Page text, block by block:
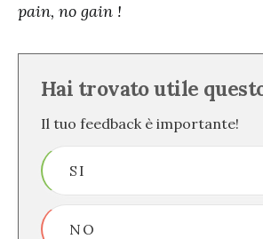
pain, no gain !
Hai trovato utile
Il tuo feedback è importante!
SI
NO